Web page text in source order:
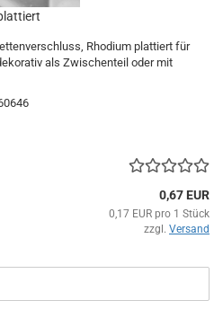
Rhodium plattiert für
als Zwischenteil oder mit
0,67 EUR
0,17 EUR pro 1 Stück
zzgl. Versand